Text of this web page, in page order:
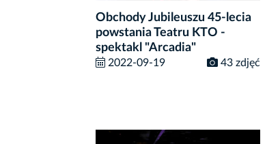
Obchody Jubileuszu 45-lecia
powstania Teatru KTO -
spektakl "Arcadia"
2022-09-19 43 zdjęć